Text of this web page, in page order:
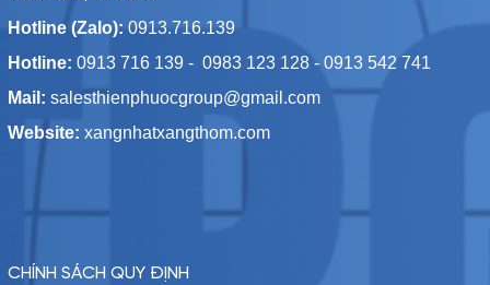
Hotline (Zalo): 0913.716.139
Hotline: 0913 716 139 - 0983 123 128 - 0913 542 741
Mail: salesthienphuocgroup@gmail.com
Website: xangnhatxangthom.com
CHÍNH SÁCH QUY ĐỊNH